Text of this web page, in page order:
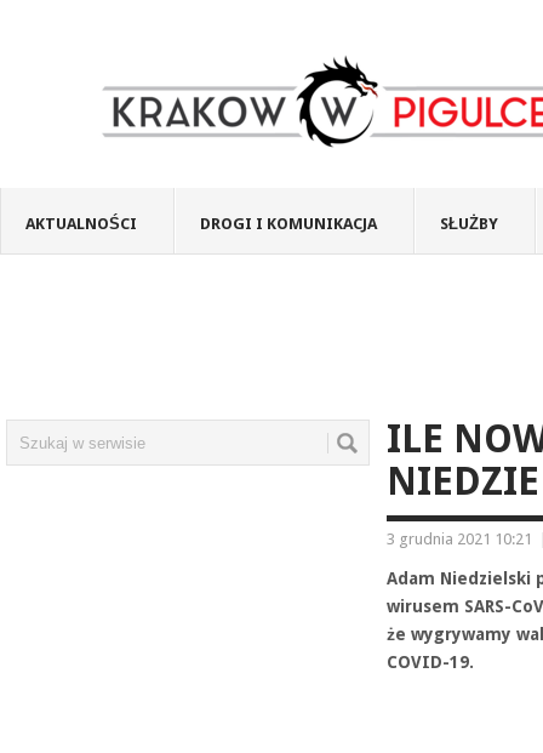
AKTUALNOŚCI DROGI I KOMUNIKACJA SŁUŻBY
ILE
3 grudnia 2021 10:21
Adam Niedzielski
wirusem SARS-
że wygrywamy
COVID-19.